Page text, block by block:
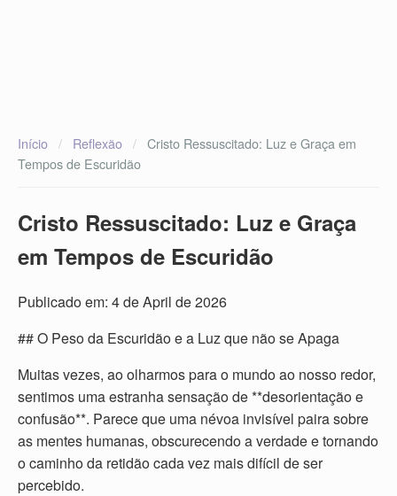
Início / Reflexão / Cristo Ressuscitado: Luz e Graça em
Tempos de Escuridão
Cristo Ressuscitado: Luz e Graça
em Tempos de Escuridão
Publicado em: 4 de April de 2026
## O Peso da Escuridão e a Luz que não se Apaga
Muitas vezes, ao olharmos para o mundo ao nosso redor,
sentimos uma estranha sensação de **desorientação e
confusão**. Parece que uma névoa invisível paira sobre
as mentes humanas, obscurecendo a verdade e tornando
o caminho da retidão cada vez mais difícil de ser
percebido.